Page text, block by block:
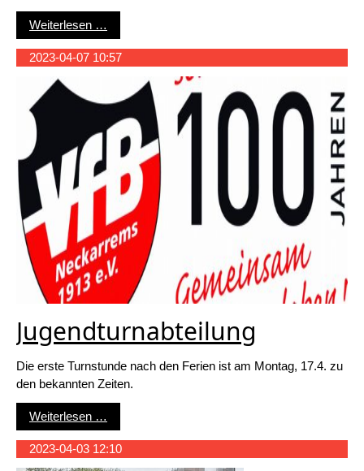
Weiterlesen …
2023-04-07 10:57
Jugendturnabteilung
Die erste Turnstunde nach den Ferien ist am Montag, 17.4. zu
den bekannten Zeiten.
Weiterlesen …
2023-04-03 12:10